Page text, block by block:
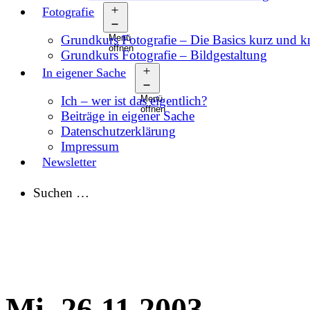
Fotografie
Menü
öffnen
Grundkurs Fotografie – Die Basics kurz und
Grundkurs Fotografie – Bildgestaltung
In eigener Sache
Menü
öffnen
Ich – wer ist das eigentlich?
Beiträge in eigener Sache
Datenschutzerklärung
Impressum
Newsletter
Suchen …